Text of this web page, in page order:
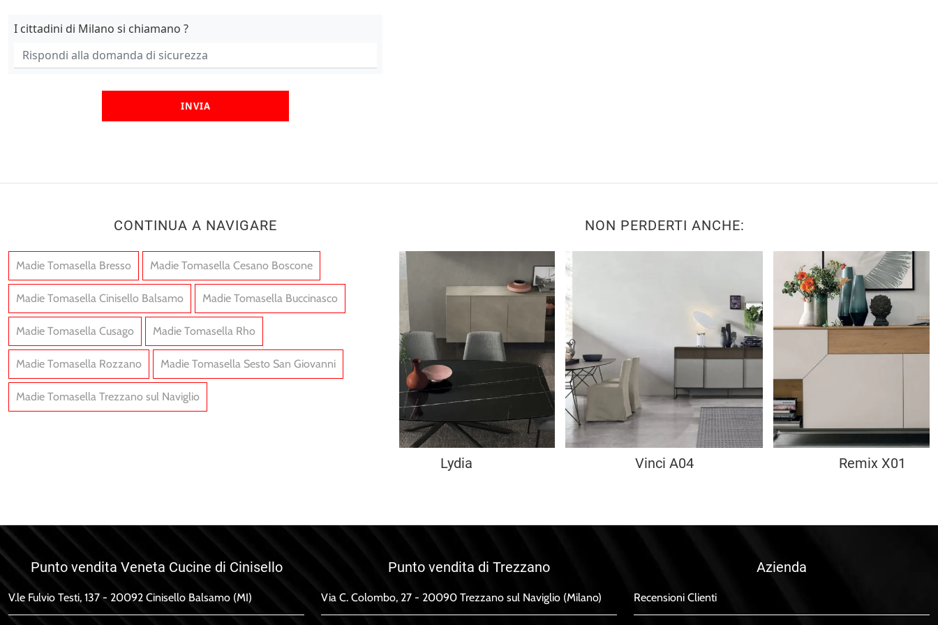
I cittadini di Milano si chiamano ?
INVIA
NON PERDERTI ANCHE:
Lydia Vinci A04 Remix X01
CONTINUA A NAVIGARE
Madie Tomasella Bresso Madie Tomasella Cesano Boscone
Madie Tomasella Cinisello Balsamo Madie Tomasella Buccinasco
Madie Tomasella Cusago Madie Tomasella Rho
Madie Tomasella Rozzano Madie Tomasella Sesto San Giovanni
Madie Tomasella Trezzano sul Naviglio
Punto vendita Veneta Cucine di Cinisello
V.le Fulvio Testi, 137 - 20092 Cinisello Balsamo (MI)
Punto vendita di Trezzano
Via C. Colombo, 27 - 20090 Trezzano sul Naviglio (Milano)
Azienda
Recensioni Clienti